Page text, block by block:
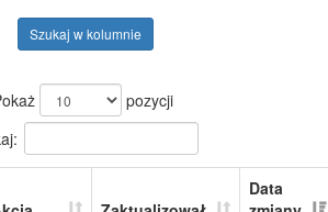
Szukaj w kolumnie
pozycji
Data